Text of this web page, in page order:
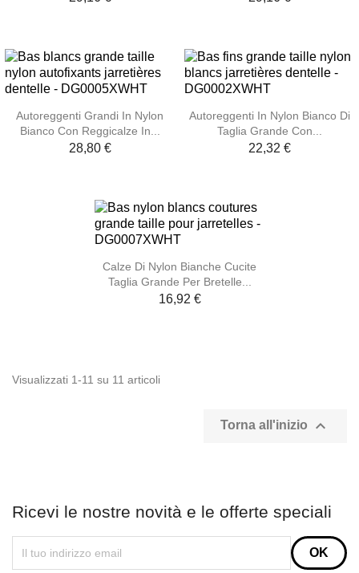
Autoreggenti Grandi In Nylon
Bianco Con Reggicalze In...
28,80 €
Autoreggenti In Nylon Bianco Di
Taglia Grande Con...
22,32 €
Calze Di Nylon Bianche Cucite
Taglia Grande Per Bretelle...
16,92 €
Visualizzati 1-11 su 11 articoli
Torna all'inizio 
Ricevi le nostre novità e le offerte speciali